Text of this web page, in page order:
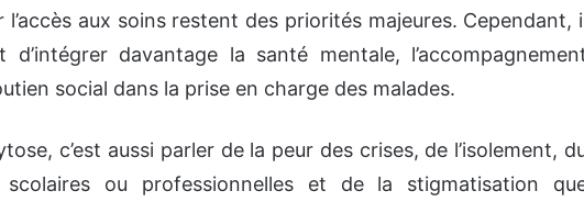
aux soins restent des priorités majeures. Cependant,
davantage la santé mentale,
social dans la prise en charge des malades.
c’est aussi parler de la peur des crises, de l’isolement,
ou professionnelles et de la stigmatisation